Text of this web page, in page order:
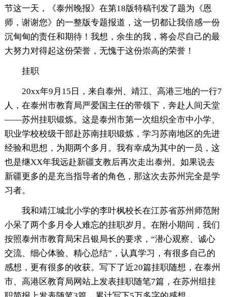
节这一天，《泰州晚报》在第18版特稿刊发了题为《恩
师，谢谢您》的一整版专题报道，这一切都让我倍感一份
沉甸甸的责任和期待！我想，余生的我，将会尽自己的最
大努力对得起这份荣誉，无愧于这份崇高的荣誉！
挂职
20xx年9月15日，来自泰州、靖江、高港三地的一行7
人，在泰州市教育局严爱国主任的带领下，奔赴人间天堂
——苏州挂职锻炼。这是泰州市第一次组织全市中小学、
职业学校校级干部赴苏南挂职锻炼，学习苏南地区的先进
经验和思想，为期两个多月。我有幸成为其中的一员，这
也是继XX年我远赴新疆支教后再次走出泰州。如果说去
新疆更多的是充当指导者的角色，那这次去苏州完全是学
习者。
我和靖江城北小学的李叶枫校长在江苏省苏州师范附
小呆了两个多月令人难忘的挂职岁月。在附小期间，我们
按照泰州市教育局宋吕银局长的要求，“潜心观察、诚心
交流、细心体验、精心总结”，认真学习，有很多自己的
感想，更有很多的收获。写下了近20篇挂职随想，在泰州
市、高港区教育局网站上发表挂职随笔7篇，在苏州组挂